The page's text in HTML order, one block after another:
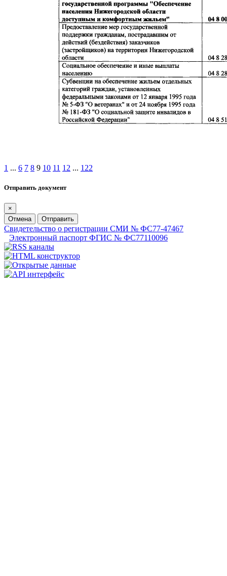
1 ... 6 7 8 9 10 11 12 ... 122
Отправить документ
×
Отмена
Отправить
Свидетельство о регистрации СМИ № ФС77-47467
Электронный паспорт ФГИС № ФС77110096